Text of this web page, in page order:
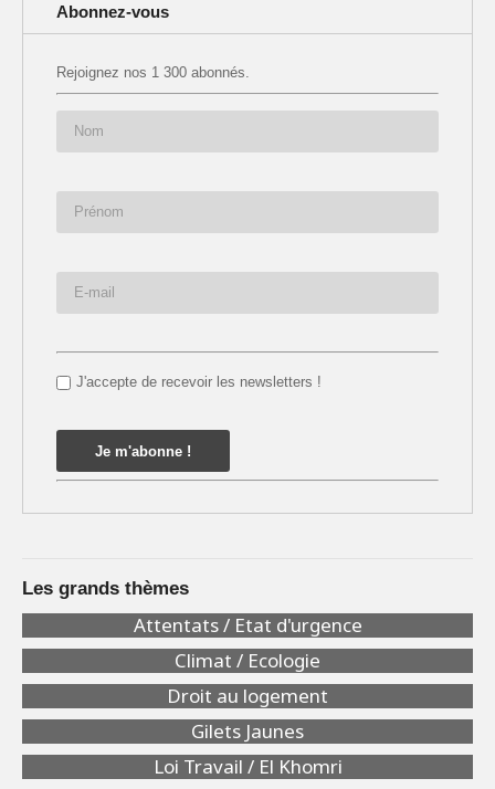
Abonnez-vous
Rejoignez nos 1 300 abonnés.
J'accepte de recevoir les newsletters !
Les grands thèmes
Attentats / Etat d'urgence
Climat / Ecologie
Droit au logement
Gilets Jaunes
Loi Travail / El Khomri